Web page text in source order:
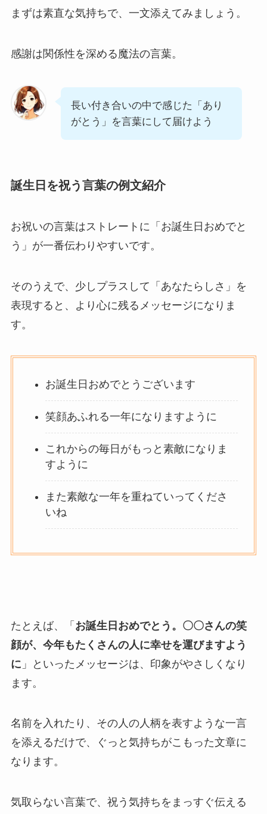
まずは素直な気持ちで、一文添えてみましょう。
感謝は関係性を深める魔法の言葉。
長い付き合いの中で感じた「あり
がとう」を言葉にして届けよう
誕生日を祝う言葉の例文紹介
お祝いの言葉はストレートに「お誕生日おめでと
う」が一番伝わりやすいです。
そのうえで、少しプラスして「あなたらしさ」を
表現すると、より心に残るメッセージになりま
す。
お誕生日おめでとうございます
笑顔あふれる一年になりますように
これからの毎日がもっと素敵になりま
すように
また素敵な一年を重ねていってくださ
いね
たとえば、「 お誕生日おめでとう。〇〇さんの笑
顔が、今年もたくさんの人に幸せを運びますよう
に 」といったメッセージは、印象がやさしくなり
ます。
名前を入れたり、その人の人柄を表すような一言
を添えるだけで、ぐっと気持ちがこもった文章に
なります。
気取らない言葉で、祝う気持ちをまっすぐ伝える